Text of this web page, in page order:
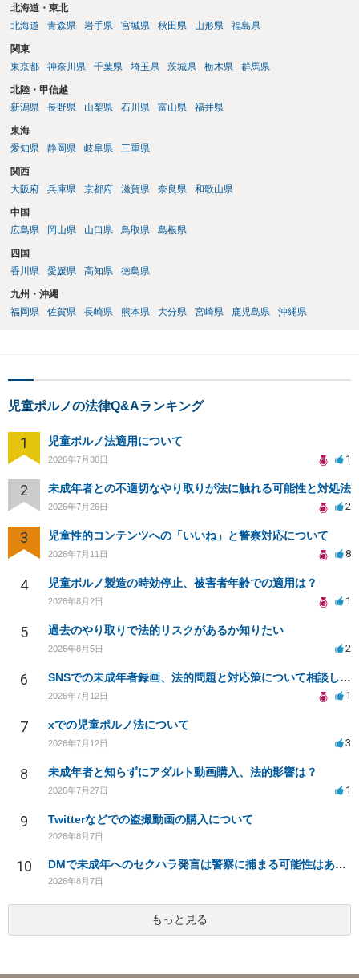
北海道・東北
北海道
青森県 岩手県 宮城県 秋田県 山形県 福島県
関東
東京都
神奈川県 千葉県 埼玉県 茨城県 栃木県 群馬県
北陸・甲信越
新潟県
長野県 山梨県 石川県 富山県 福井県
東海
愛知県
静岡県 岐阜県 三重県
関西
大阪府
兵庫県 京都府 滋賀県 奈良県 和歌山県
中国
広島県
岡山県 山口県 鳥取県 島根県
四国
香川県
愛媛県 高知県 徳島県
九州・沖縄
福岡県
佐賀県 長崎県 熊本県 大分県 宮崎県 鹿児島県 沖縄県
児童ポルノの法律Q&Aランキング
1 児童ポルノ法適用について
2026年7月30日 1
2 未成年者との不適切なやり取りが法に触れる可能性と対処法
2026年7月26日 2
3 児童性的コンテンツへの「いいね」と警察対応について
2026年7月11日 8
4 児童ポルノ製造の時効停止、被害者年齢での適用は？
2026年8月2日 1
5 過去のやり取りで法的リスクがあるか知りたい
2026年8月5日 2
6 SNSでの未成年者録画、法的問題と対応策について相談したい
2026年7月12日 1
7 xでの児童ポルノ法について
2026年7月12日 3
8 未成年者と知らずにアダルト動画購入、法的影響は？
2026年7月27日 1
9 Twitterなどでの盗撮動画の購入について
2026年8月7日
10 DMで未成年へのセクハラ発言は警察に捕まる可能性はありますか
2026年8月7日
もっと見る